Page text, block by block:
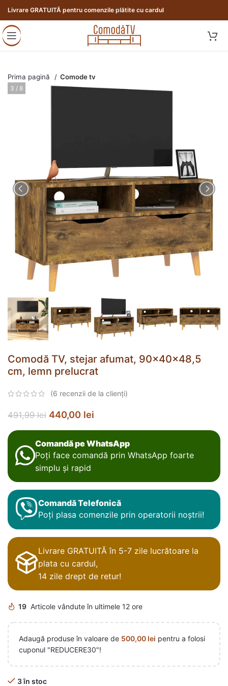
Livrare GRATUITĂ pentru comenzile plătite cu cardul
Prima pagină Comode tv
4 / 8
Comodă TV, stejar afumat, 90x40x48,5
cm, lemn prelucrat
(6 recenzii de la clienți)
491,99lei 440,00 lei
Comandă pe WhatsApp
Poți face comandă prin WhatsApp foarte
simplu și rapid
Comandă Telefonică
Poți plasa comenzile prin operatorii noștrii!
Livrare GRATUITĂ în 5-7 zile lucrătoare la
plata cu cardul,
14 zile drept de retur!
19 Articole vândute în ultimele 12 ore
Adaugă produse în valoare de 500,00 lei pentru a folosi
cuponul "REDUCERE30"!
3 în stoc